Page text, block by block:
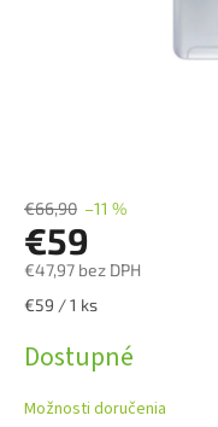
€66,90 –11 %
€59
€47,97 bez DPH
Jednotková
€59 / 1 ks
Dostupné
Možnosti doručenia